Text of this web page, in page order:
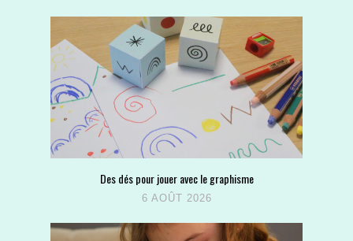
Des dés pour jouer avec le graphisme
6 AOÛT 2026